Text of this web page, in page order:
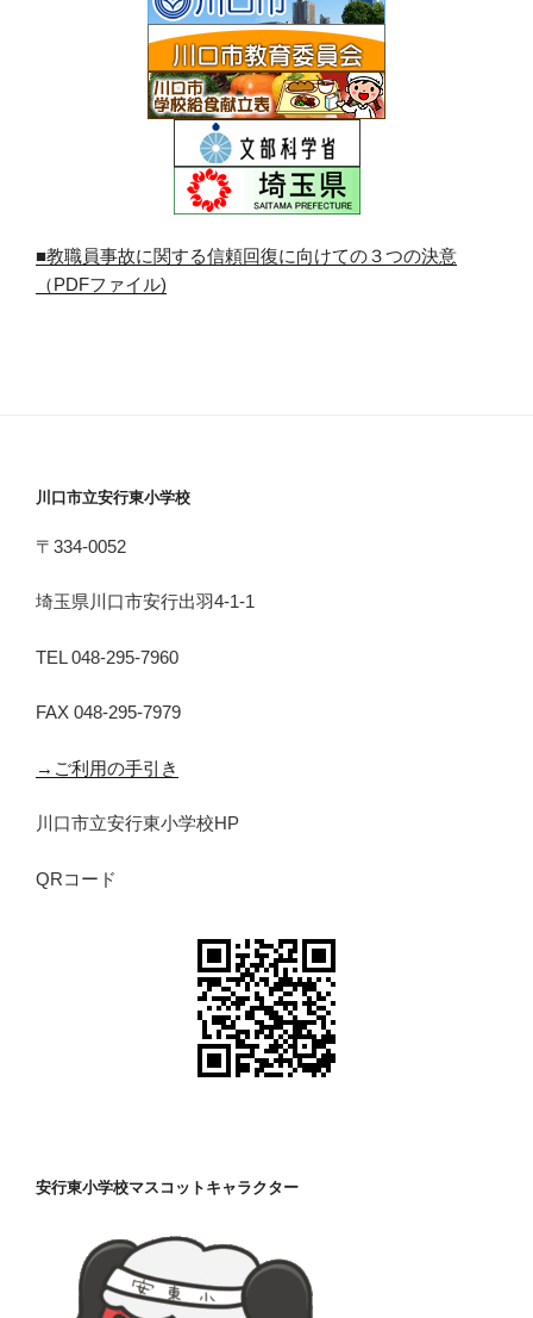
■教職員事故に関する信頼回復に向けての３つの決意
（PDFファイル)
川口市立安行東小学校
〒334-0052
埼玉県川口市安行出羽4-1-1
TEL 048-295-7960
FAX 048-295-7979
→ご利用の手引き
川口市立安行東小学校HP
QRコード
安行東小学校マスコットキャラクター